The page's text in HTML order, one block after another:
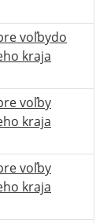
voľbydo
kraja
voľby
kraja
voľby
kraja